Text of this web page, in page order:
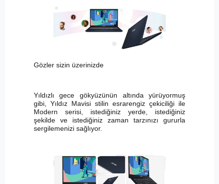
Gözler sizin üzerinizde
Yıldızlı gece gökyüzünün altında yürüyormuş
gibi, Yıldız Mavisi stilin esrarengiz çekiciliği ile
Modern serisi, istediğiniz yerde, istediğiniz
şekilde ve istediğiniz zaman tarzınızı gururla
sergilemenizi sağlıyor.